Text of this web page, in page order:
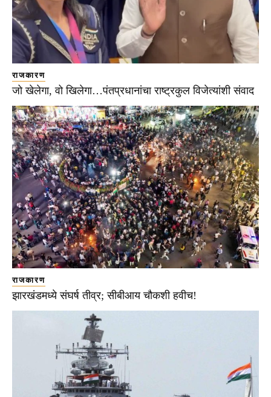
राजकारण
जो खेलेगा, वो खिलेगा…पंतप्रधानांचा राष्ट्रकुल विजेत्यांशी संवाद
राजकारण
झारखंडमध्ये संघर्ष तीव्र; सीबीआय चौकशी हवीच!